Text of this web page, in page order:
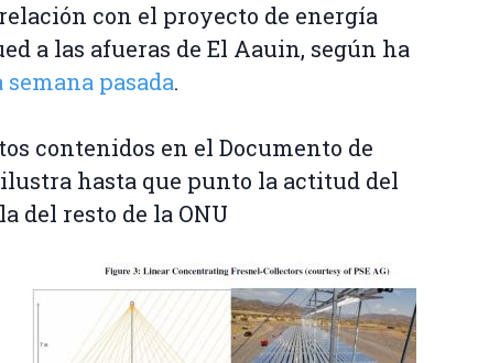
con el proyecto de energía
a las afueras de El Aauin, según ha
pasada.
contenidos en el Documento de
hasta que punto la actitud del
del resto de la ONU